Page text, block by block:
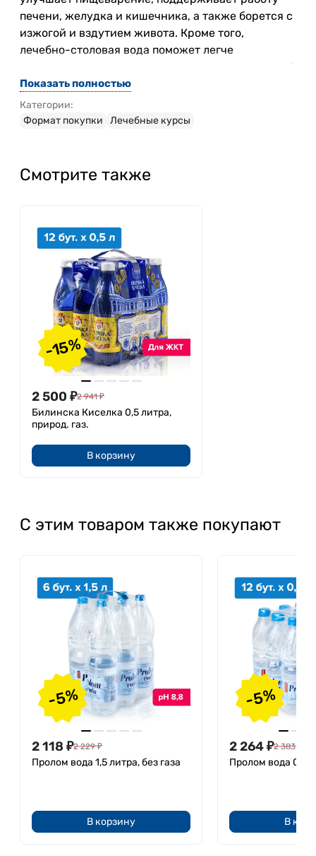
печени, желудка и кишечника, а также борется с
изжогой и вздутием живота. Кроме того,
лечебно-столовая вода поможет легче
интоксикации.
В курсе две упаковки минеральной воды
«Билинска Киселка» : это 24 бутылки объемом 0,5
Показать полностью
Категории:
Формат покупки
Лечебные курсы
Смотрите также
-15%
2 500 ₽2 941 ₽
Билинска Киселка 0,5 литра,
природ. газ.
В корзину
С этим товаром также покупают
-5%
2 118 ₽2 229 ₽
Пролом вода 1,5 литра, без газа
В корзину
-5%
2 264₽2 383
Пролом вода 0,5
В